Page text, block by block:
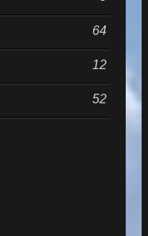
64
12
52